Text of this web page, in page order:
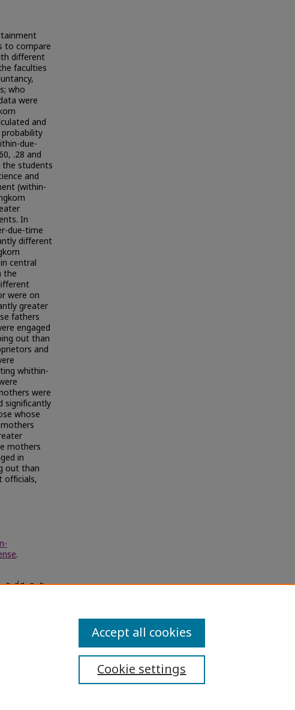
to compare
different
faculties
who
were
and
due-
.28 and
the students
and
(within-
In
due-time
different
central
the
were on
greater
fathers
engaged
out than
and
whithin-
were
significantly
whose
mothers
in
out than
officials,
.
ลัยที่มีภูมิหลัง
Accessibility Statement
Cookie settings
Accept all cookies